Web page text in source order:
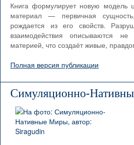
Книга формулирует новую модель
материал — первичная
рождается из его свойств.
взаимодействия описываются
материей, что создаёт живые,
Полная версия публикации
Симуляционно-